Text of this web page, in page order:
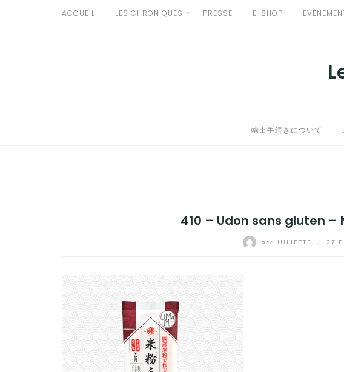
ACCUEIL LES CHRONIQUES PRESSE E-SHOP
輸出手続きについて
410 – Udon sans gluten –
par JULIETTE 27